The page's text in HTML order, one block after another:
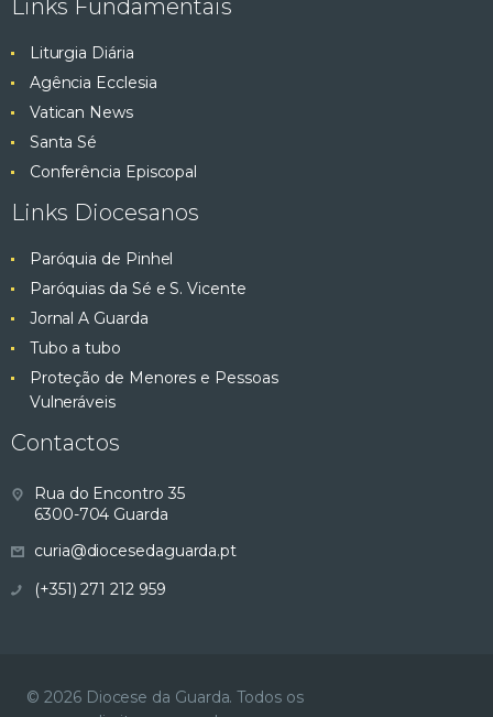
Links Fundamentais
Liturgia Diária
Agência Ecclesia
Vatican News
Santa Sé
Conferência Episcopal
Links Diocesanos
Paróquia de Pinhel
Paróquias da Sé e S. Vicente
Jornal A Guarda
Tubo a tubo
Proteção de Menores e Pessoas
Vulneráveis
Contactos
Rua do Encontro 35
6300-704 Guarda
curia@diocesedaguarda.pt
(+351) 271 212 959
© 2026 Diocese da Guarda. Todos os